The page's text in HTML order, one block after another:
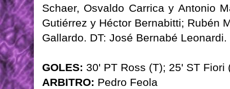
Schaer, Osvaldo Carrica y Antonio
Gutiérrez y Héctor Bernabitti; Rubén
Gallardo. DT: José Bernabé Leonardi.
GOLES: 30' PT Ross (T); 25' ST Fiori
ARBITRO: Pedro Feola